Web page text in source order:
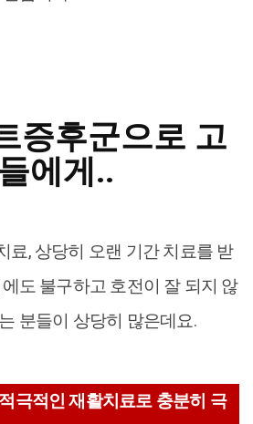
증후군으로 고
에게..
료, 상당히 오랜 기간 치료를 받
도 불구하고 호전이 잘 되지 않
분들이 상당히 많은데요.
극적인 재활치료로 충분히 극